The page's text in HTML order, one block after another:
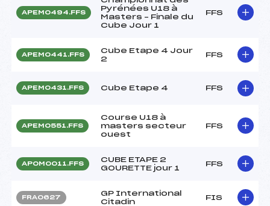
APEM0494.FFS
Pyrénées U18 à
Masters – Finale du
Cube Jour 1
FFS
APEM0441.FFS
Cube Etape 4 Jour
2
FFS
APEM0431.FFS Cube Etape 4 FFS
APEM0551.FFS
Course U18 à
masters secteur
ouest
FFS
APOM0011.FFS
CUBE ETAPE 2
GOURETTE jour 1
FFS
FRA0627
GP International
Citadin
FIS